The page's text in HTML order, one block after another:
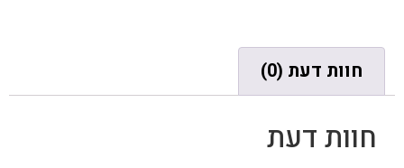
חוות דעת (0)
חוות דעת